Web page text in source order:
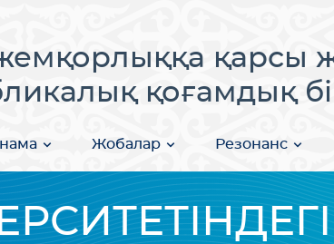
қарсы
қоғамдық
Жобалар Резонанс